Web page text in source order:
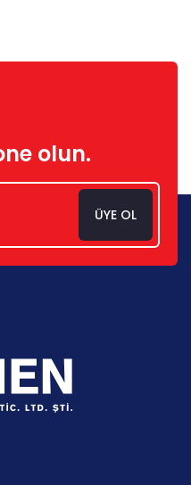
olun.
ÜYE OL